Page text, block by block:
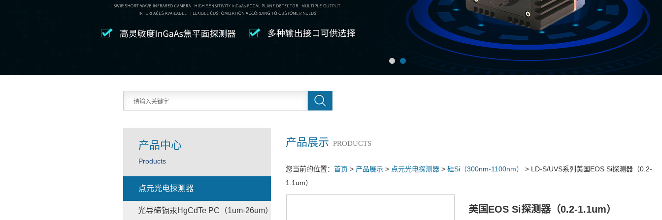
产品展示 PRODUCTS
您当前的位置： 首页 > 产品展示 > 点元光电探测器 > 硅Si（300nm-1100nm）
> LD-S/UVS系列美国EOS Si探测器（0.2-
1.1um）
美国EOS Si探测器（0.2-1.1um）
产品中心
Products
点元光电探测器
光导碲镉汞HgCdTe PC（1um-26um）